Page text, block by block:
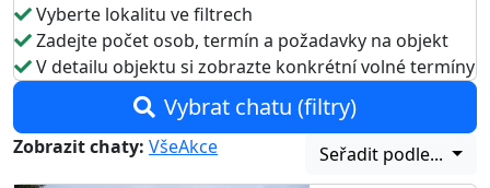
Vyberte lokalitu ve filtrech
Zadejte počet osob, termín a požadavky na objekt
V detailu objektu si zobrazte konkrétní volné termíny
Vybrat chatu (filtry)
Zobrazit chaty: VšeAkce Seřadit podle...